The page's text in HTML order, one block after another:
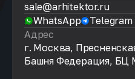
sale@arhitektor.ru
WhatsApp
Telegram
Адрес
г. Москва,
Башня Федерация, БЦ